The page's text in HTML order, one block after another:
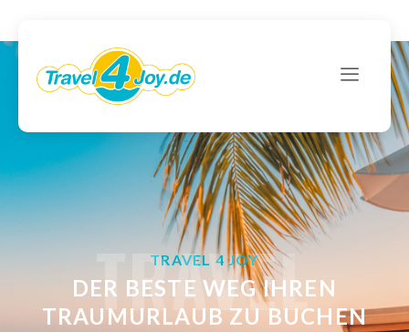
TRAVEL 4 JOY
DER BESTE WEG IHREN
TRAUMURLAUB ZU BUCHEN
TRAVEL